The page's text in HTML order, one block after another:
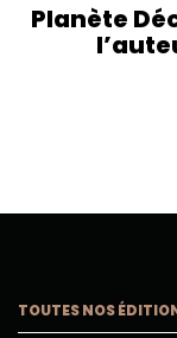
Planète
TOUTES NOS